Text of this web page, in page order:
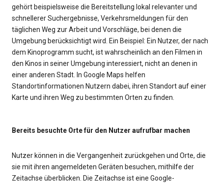
gehört beispielsweise die Bereitstellung lokal relevanter und
schnellerer Suchergebnisse, Verkehrsmeldungen für den
täglichen Weg zur Arbeit und Vorschläge, bei denen die
Umgebung berücksichtigt wird. Ein Beispiel: Ein Nutzer, der nach
dem Kinoprogramm sucht, ist wahrscheinlich an den Filmen in
den Kinos in seiner Umgebung interessiert, nicht an denen in
einer anderen Stadt. In Google Maps helfen
Standortinformationen Nutzern dabei, ihren Standort auf einer
Karte und ihren Weg zu bestimmten Orten zu finden.
Bereits besuchte Orte für den Nutzer aufrufbar machen
Nutzer können in die Vergangenheit zurückgehen und Orte, die
sie mit ihren angemeldeten Geräten besuchen, mithilfe der
Zeitachse überblicken. Die Zeitachse ist eine Google-